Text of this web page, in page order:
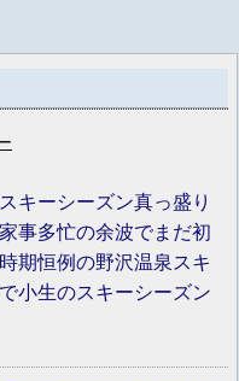
キーシーズン真っ盛り
事多忙の余波でまだ初
期恒例の野沢温泉スキ
小生のスキーシーズン